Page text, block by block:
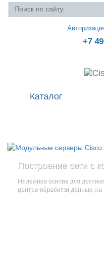
+7
Каталог
Построение сети с
Надежная основа для
центре обработки данных,
Стоечные серверы
Созданы для сокращения
повышение адаптивности
дополнительные